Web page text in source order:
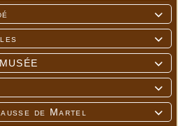





de Martel